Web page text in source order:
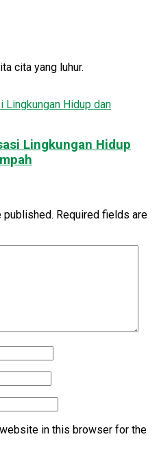
cita yang luhur.
Lingkungan Hidup
published. Required fields are
in this browser for the